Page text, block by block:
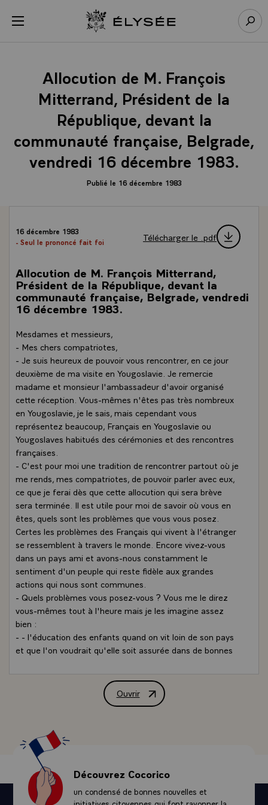
menu Retour à l’accueil Élysée
Allocution de M. François
Mitterrand, Président de la
République, devant la
communauté française, Belgrade,
vendredi 16 décembre 1983.
Publié le 16 décembre 1983
16 décembre 1983
- Seul le prononcé fait foi
Télécharger le .pdf
Allocution de M. François Mitterrand,
Président de la République, devant la
communauté française, Belgrade, vendredi
16 décembre 1983.
Mesdames et messieurs,
- Mes chers compatriotes,
- Je suis heureux de pouvoir vous rencontrer, en ce jour
deuxième de ma visite en Yougoslavie. Je remercie
madame et monsieur l'ambassadeur d'avoir organisé
cette réception. Vous-mêmes n'êtes pas très nombreux
en Yougoslavie, je le sais, mais cependant vous
représentez beaucoup, Français en Yougoslavie ou
Yougoslaves habitués des cérémonies et des rencontres
françaises.
- C'est pour moi une tradition de rencontrer partout où je
me rends, mes compatriotes, de pouvoir parler avec eux,
ce que je ferai dès que cette allocution qui sera brève
sera terminée. Il est utile pour moi de savoir où vous en
êtes, quels sont les problèmes que vous vous posez.
Certes les problèmes des Français qui vivent à l'étranger
se ressemblent à travers le monde. Encore vivez-vous
dans un pays ami et avons-nous constamment le
sentiment d'un peuple qui reste fidèle aux grandes
actions qui nous sont communes.
- Quels problèmes vous posez-vous ? Vous me le direz
vous-mêmes tout à l'heure mais je les imagine assez
bien :
- - l'éducation des enfants quand on vit loin de son pays
et que l'on voudrait qu'elle soit assurée dans de bonnes
professions très diverses, sans doute avez-vous une
connaissance de la Yougoslavie très différente selon que
soyez de passage. Je crois savoir d'une façon générale
que l'on ne peut que se louer des relations entre nos
deux pays.
- Je suis venu vous saluer au nom de la République
française. Vous dire que nous sommes nous-mêmes
engagés dans une action de redressement national, au
Ouvrir
Allocution de M. François Mitterrand,
Découvrez Cocorico
un condensé de bonnes nouvelles et
Panneau de gestion des cookies